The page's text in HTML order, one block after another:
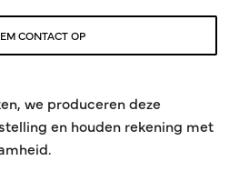
CONTACT OP
we produceren deze
en houden rekening met